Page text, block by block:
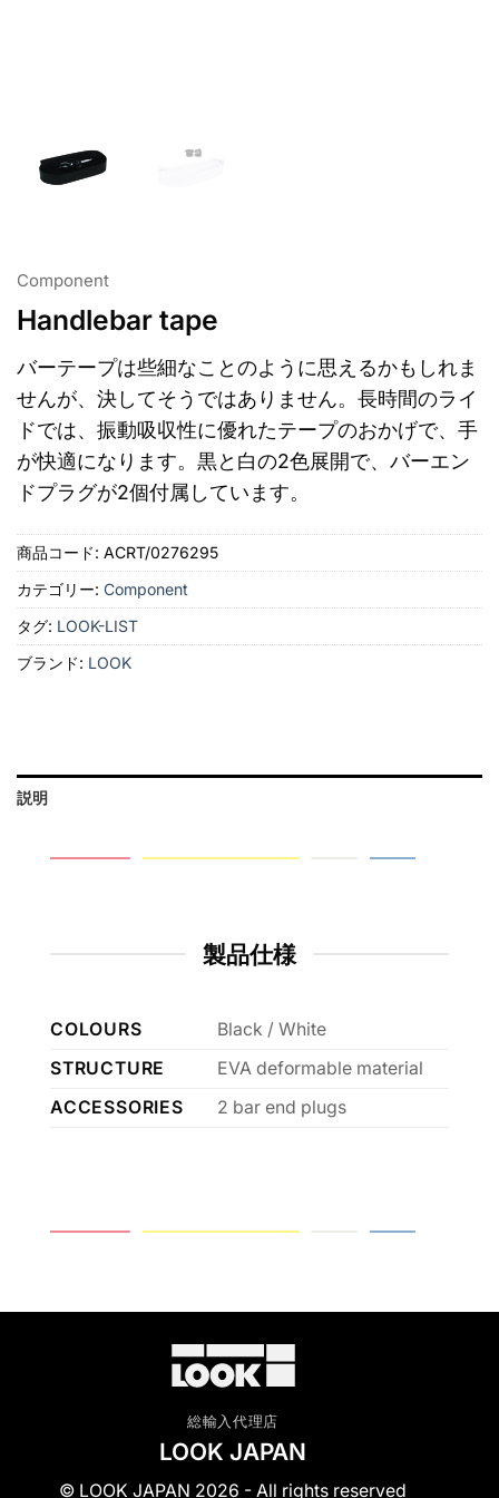
Component
Handlebar tape
バーテープは些細なことのように思えるかもしれま
せんが、決してそうではありません。長時間のライ
ドでは、振動吸収性に優れたテープのおかげで、手
が快適になります。黒と白の2色展開で、バーエン
ドプラグが2個付属しています。
商品コード: ACRT/0276295
カテゴリー: Component
タグ: LOOK-LIST
ブランド: LOOK
説明
製品仕様
COLOURS
Black / White
STRUCTURE
EVA deformable material
ACCESSORIES
2 bar end plugs
総輸入代理店
LOOK JAPAN
© LOOK JAPAN 2026 - All rights reserved